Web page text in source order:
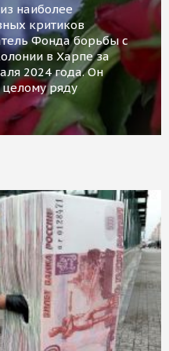
наиболее
критиков
Фонда борьбы с
в Харпе за
2024 года. Он
ряду